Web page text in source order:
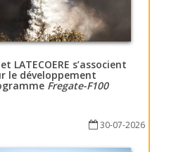
LATECOERE s’associent
le développement
Fregate-F100
30-07-2026